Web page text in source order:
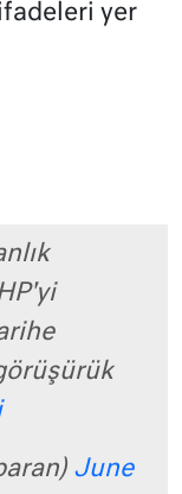
yer
June